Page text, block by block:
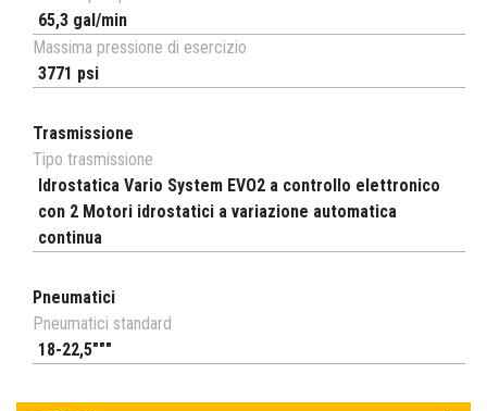
65,3 gal/min
Massima pressione di esercizio
3771 psi
Trasmissione
Tipo trasmissione
Idrostatica Vario System EVO2 a controllo elettronico
con 2 Motori idrostatici a variazione automatica
continua
Pneumatici
Pneumatici standard
18-22,5"""